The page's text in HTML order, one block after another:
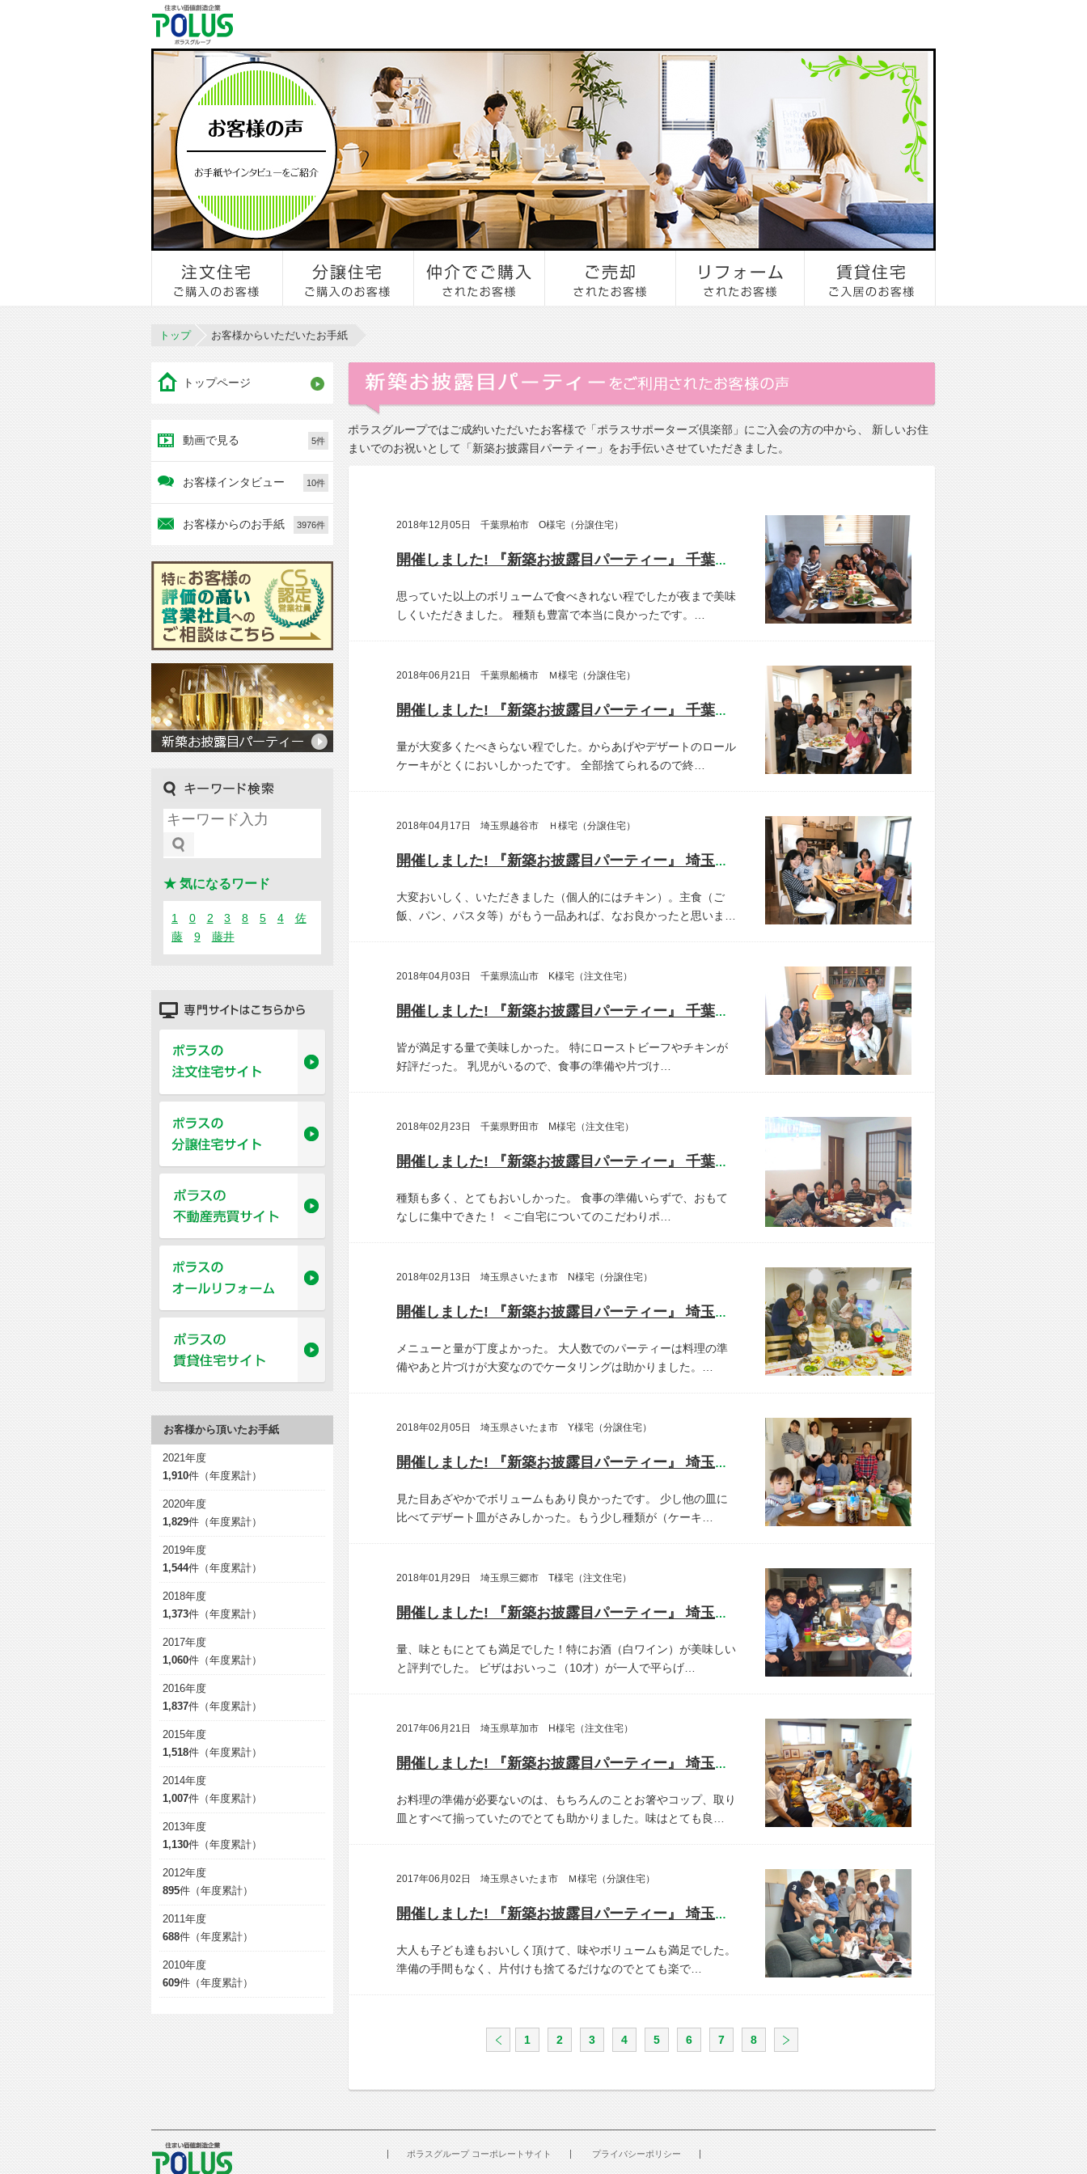
トップ お客様からいただいたお手紙
ポラスグループではご成約いただいたお客様で「ポラスサポーターズ倶楽部」にご入会の方の中から、 新しいお住
まいでのお祝いとして「新築お披露目パーティー」をお手伝いさせていただきました。
2018年12月05日 千葉県柏市 O様宅（分譲住宅）
開催しました! 『新築お披露目パーティー』 千葉県柏市 O様宅
思っていた以上のボリュームで食べきれない程でしたが夜まで美味
しくいただきました。
種類も豊富で本当に良かったです。…
2018年06月21日 千葉県船橋市 Ｍ様宅（分譲住宅）
開催しました! 『新築お披露目パーティー』 千葉県船橋市 M様宅
量が大変多くたべきらない程でした。からあげやデザートのロール
ケーキがとくにおいしかったです。
全部捨てられるので終…
2018年04月17日 埼玉県越谷市 Ｈ様宅（分譲住宅）
開催しました! 『新築お披露目パーティー』 埼玉県越谷市 H様宅
大変おいしく、いただきました（個人的にはチキン）。主食（ご
飯、パン、パスタ等）がもう一品あれば、なお良かったと思いま…
2018年04月03日 千葉県流山市 K様宅（注文住宅）
開催しました! 『新築お披露目パーティー』 千葉県流山市 K様宅
皆が満足する量で美味しかった。
特にローストビーフやチキンが
好評だった。
乳児がいるので、食事の準備や片づけ…
2018年02月23日 千葉県野田市 M様宅（注文住宅）
開催しました! 『新築お披露目パーティー』 千葉県野田市 M様宅
種類も多く、とてもおいしかった。
食事の準備いらずで、おもて
なしに集中できた！
＜ご自宅についてのこだわりポ…
2018年02月13日 埼玉県さいたま市 N様宅（分譲住宅）
開催しました! 『新築お披露目パーティー』 埼玉県さいたま市 N様宅
メニューと量が丁度よかった。
大人数でのパーティーは料理の準
備やあと片づけが大変なのでケータリングは助かりました。…
2018年02月05日 埼玉県さいたま市 Y様宅（分譲住宅）
開催しました! 『新築お披露目パーティー』 埼玉県さいたま市 Y様宅
見た目あざやかでボリュームもあり良かったです。
少し他の皿に
比べてデザート皿がさみしかった。もう少し種類が（ケーキ…
2018年01月29日 埼玉県三郷市 T様宅（注文住宅）
開催しました! 『新築お披露目パーティー』 埼玉県三郷市 T様宅
量、味ともにとても満足でした！特にお酒（白ワイン）が美味しい
と評判でした。
ピザはおいっこ（10才）が一人で平らげ…
2017年06月21日 埼玉県草加市 H様宅（注文住宅）
開催しました! 『新築お披露目パーティー』 埼玉県草加市 H様宅
お料理の準備が必要ないのは、もちろんのことお箸やコップ、取り
皿とすべて揃っていたのでとても助かりました。味はとても良…
2017年06月02日 埼玉県さいたま市 Ｍ様宅（分譲住宅）
開催しました! 『新築お披露目パーティー』 埼玉県さいたま市 Y様宅
大人も子ども達もおいしく頂けて、味やボリュームも満足でした。
準備の手間もなく、片付けも捨てるだけなのでとても楽で…
1 2 3 4 5 6 7 8
トップページ
動画で見る 5件
お客様インタビュー 10件
お客様からのお手紙 3976件
★ 気になるワード
1 0 2 3 8 5 4
佐
藤
9 藤井
お客様から頂いたお手紙
2021年度
1,910件（年度累計）
2020年度
1,829件（年度累計）
2019年度
1,544件（年度累計）
2018年度
1,373件（年度累計）
2017年度
1,060件（年度累計）
2016年度
1,837件（年度累計）
2015年度
1,518件（年度累計）
2014年度
1,007件（年度累計）
2013年度
1,130件（年度累計）
2012年度
895件（年度累計）
2011年度
688件（年度累計）
2010年度
609件（年度累計）
ポラスグループ コーポレートサイト
プライバシーポリシー